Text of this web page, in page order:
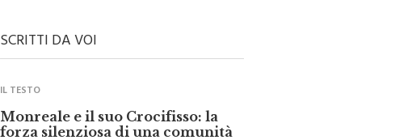
SCRITTI DA VOI
IL TESTO
Monreale e il suo Crocifisso: la
forza silenziosa di una comunità